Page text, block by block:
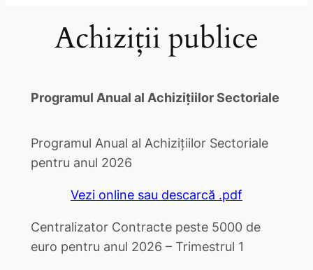
Achiziții publice
Programul Anual al Achizițiilor Sectoriale
Programul Anual al Achizițiilor Sectoriale
pentru anul 2026
Vezi online sau descarcă .pdf
Centralizator Contracte peste 5000 de
euro pentru anul 2026 – Trimestrul 1